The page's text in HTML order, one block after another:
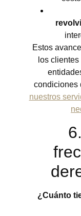
Estos
los
condiciones
nuestros
¿Cuánto